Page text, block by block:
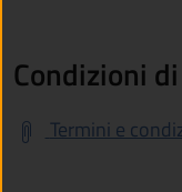
Condizioni
Termini e